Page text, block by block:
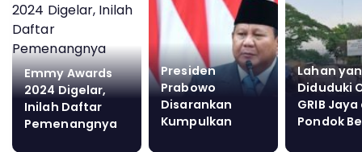
Emmy Awards
2024 Digelar,
Inilah Daftar
Pemenangnya
Presiden
Prabowo
Disarankan
Kumpulkan
Lahan
Diduduki
GRIB Jaya
Pondok